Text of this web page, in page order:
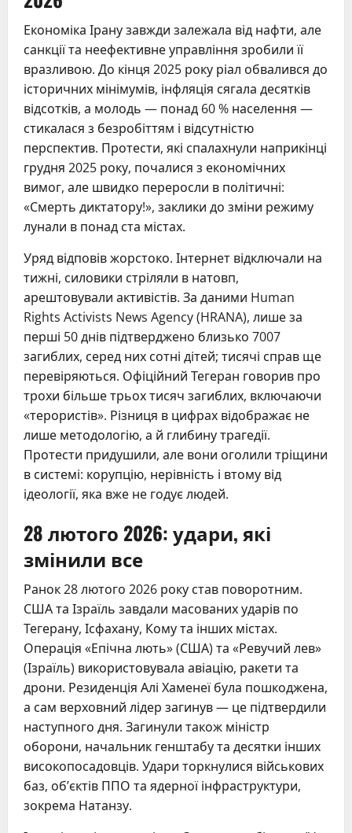
Економіка Ірану завжди залежала від нафти, але
санкції та неефективне управління зробили її
вразливою. До кінця 2025 року ріал обвалився до
історичних мінімумів, інфляція сягала десятків
відсотків, а молодь — понад 60 % населення —
стикалася з безробіттям і відсутністю
перспектив. Протести, які спалахнули наприкінці
грудня 2025 року, почалися з економічних
вимог, але швидко переросли в політичні:
«Смерть диктатору!», заклики до зміни режиму
лунали в понад ста містах.
Уряд відповів жорстоко. Інтернет відключали на
тижні, силовики стріляли в натовп,
арештовували активістів. За даними Human
Rights Activists News Agency (HRANA), лише за
перші 50 днів підтверджено близько 7007
загиблих, серед них сотні дітей; тисячі справ ще
перевіряються. Офіційний Тегеран говорив про
трохи більше трьох тисяч загиблих, включаючи
«терористів». Різниця в цифрах відображає не
лише методологію, а й глибину трагедії.
Протести придушили, але вони оголили тріщини
в системі: корупцію, нерівність і втому від
ідеології, яка вже не годує людей.
28 лютого 2026: удари, які
змінили все
Ранок 28 лютого 2026 року став поворотним.
США та Ізраїль завдали масованих ударів по
Тегерану, Ісфахану, Кому та інших містах.
Операція «Епічна лють» (США) та «Ревучий лев»
(Ізраїль) використовувала авіацію, ракети та
дрони. Резиденція Алі Хаменеї була пошкоджена,
а сам верховний лідер загинув — це підтвердили
наступного дня. Загинули також міністр
оборони, начальник генштабу та десятки інших
високопосадовців. Удари торкнулися військових
баз, об’єктів ППО та ядерної інфраструктури,
зокрема Натанзу.